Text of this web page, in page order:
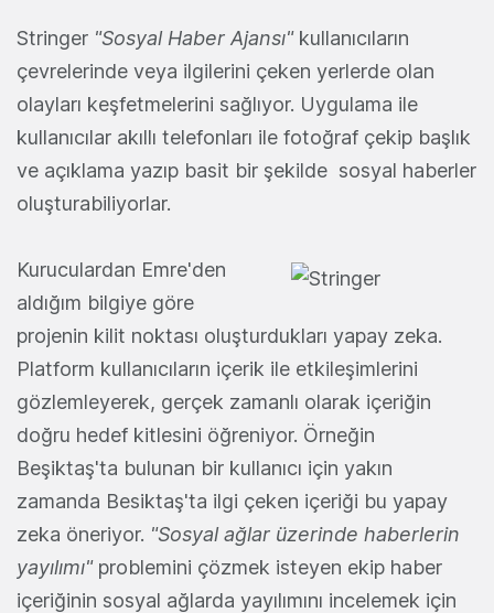
Stringer "Sosyal Haber Ajansı"kullanıcıların
çevrelerinde veya ilgilerini çeken yerlerde olan
olayları keşfetmelerini sağlıyor. Uygulama ile
kullanıcılar akıllı telefonları ile fotoğraf çekip başlık
ve açıklama yazıp basit bir şekilde sosyal haberler
oluşturabiliyorlar.
Kuruculardan Emre'den
aldığım bilgiye göre
projenin kilit noktası oluşturdukları yapay zeka.
Platform kullanıcıların içerik ile etkileşimlerini
gözlemleyerek, gerçek zamanlı olarak içeriğin
doğru hedef kitlesini öğreniyor. Örneğin
Beşiktaş'ta bulunan bir kullanıcı için yakın
zamanda Besiktaş'ta ilgi çeken içeriği bu yapay
zeka öneriyor. "Sosyal ağlar üzerinde haberlerin
yayılımı"problemini çözmek isteyen ekip haber
içeriğinin sosyal ağlarda yayılımını incelemek için